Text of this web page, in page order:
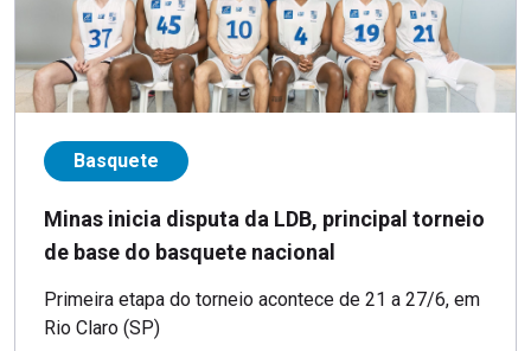
Basquete
Minas inicia disputa da LDB, principal torneio
de base do basquete nacional
Primeira etapa do torneio acontece de 21 a 27/6, em
Rio Claro (SP)